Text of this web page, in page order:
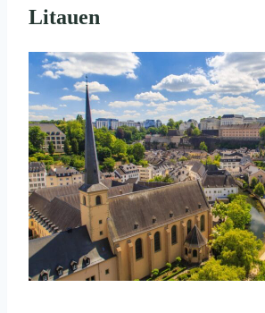
Litauen